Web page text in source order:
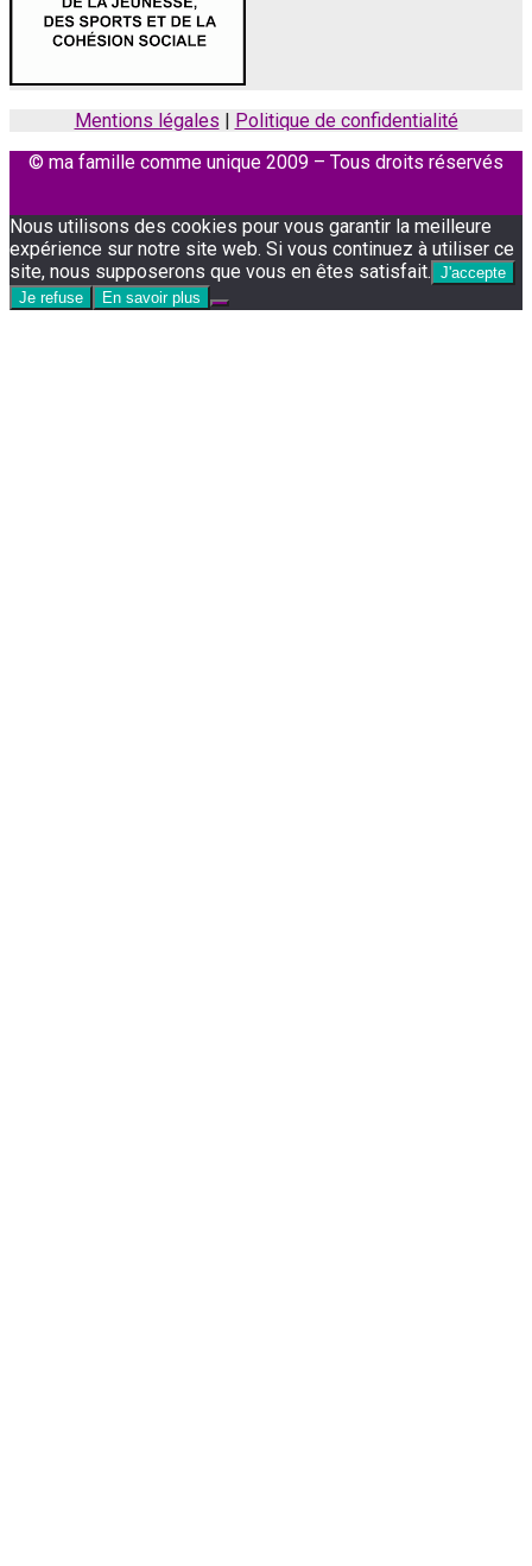
Mentions légales | Politique de confidentialité
© ma famille comme unique 2009 – Tous droits réservés
Nous utilisons des cookies pour vous garantir la meilleure
expérience sur notre site web. Si vous continuez à utiliser ce
site, nous supposerons que vous en êtes satisfait. J'accepte
Je refuse
En savoir plus